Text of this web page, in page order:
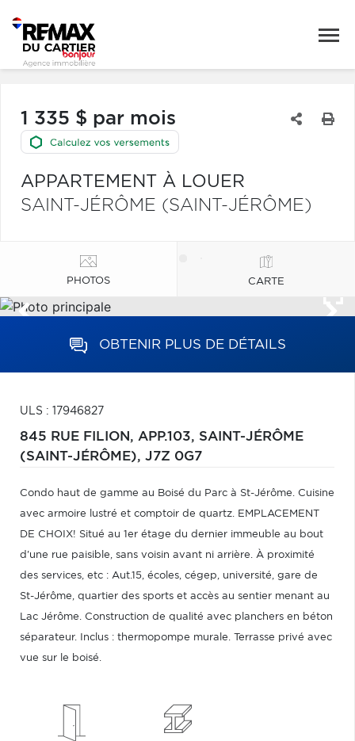
1 335 $ par mois
APPARTEMENT À LOUER
SAINT-JÉRÔME (SAINT-JÉRÔME)
PHOTOS CARTE
OBTENIR PLUS DE DÉTAILS
ULS : 17946827
845 RUE FILION, APP.103, SAINT-JÉRÔME
(SAINT-JÉRÔME), J7Z 0G7
Condo haut de gamme au Boisé du Parc à St-Jérôme. Cuisine
avec armoire lustré et comptoir de quartz. EMPLACEMENT
DE CHOIX! Situé au 1er étage du dernier immeuble au bout
d'une rue paisible, sans voisin avant ni arrière. À proximité
des services, etc : Aut.15, écoles, cégep, université, gare de
St-Jérôme, quartier des sports et accès au sentier menant au
Lac Jérôme. Construction de qualité avec planchers en béton
séparateur. Inclus : thermopompe murale. Terrasse privé avec
vue sur le boisé.